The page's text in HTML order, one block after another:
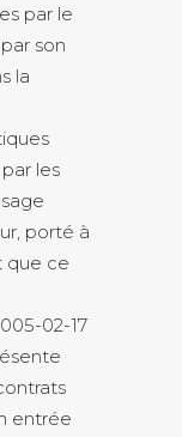
par le
son
la
les
porté à
que ce
02-17
entrée